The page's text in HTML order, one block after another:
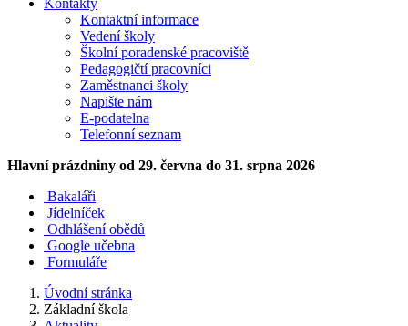
Kontakty
Kontaktní informace
Vedení školy
Školní poradenské pracoviště
Pedagogičtí pracovníci
Zaměstnanci školy
Napište nám
E-podatelna
Telefonní seznam
Hlavní prázdniny od 29. června do 31. srpna 2026
Bakaláři
Jídelníček
Odhlášení obědů
Google učebna
Formuláře
Úvodní stránka
Základní škola